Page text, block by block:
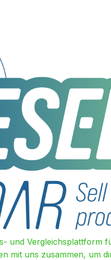
und Vergleichsplattform
mit uns zusammen, um